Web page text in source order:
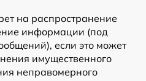
на распространение
информации (под
если это может
имущественного
неправомерного